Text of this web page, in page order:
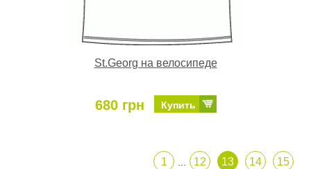
St.Georg на велосипеде
680 грн Купить
1 12 13 14 15